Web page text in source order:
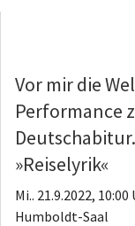
Vor mir die
Performance
»Reiselyrik«
Mi.. 21.9.2022,
Humboldt-Saal